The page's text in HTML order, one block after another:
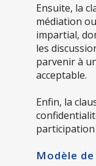
Ensuite, la
médiation
impartial,
les
parvenir à
acceptable.
Enfin, la
Modèle